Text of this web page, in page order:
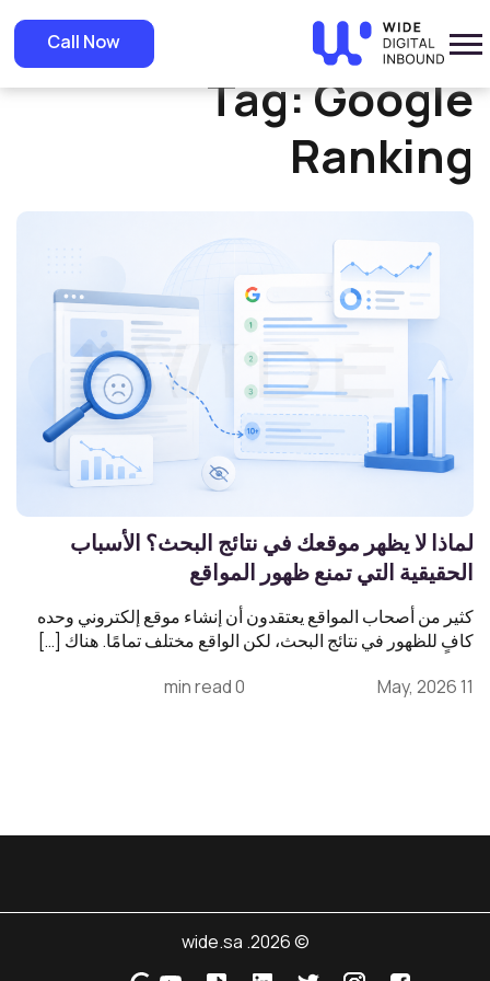
Call Now Home» Google Ranking
Tag:Google
Ranking
لماذا لا يظهر موقعك في نتائج البحث؟ الأسباب
الحقيقية التي تمنع ظهور المواقع
كثير من أصحاب المواقع يعتقدون أن إنشاء موقع إلكتروني وحده
كافٍ للظهور في نتائج البحث، لكن الواقع مختلف تمامًا. هناك […]
11 May, 2026
0 min read
© 2026. wide.sa